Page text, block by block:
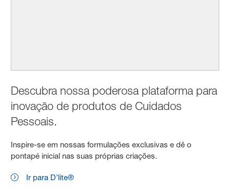
Descubra nossa poderosa plataforma para
inovação de produtos de Cuidados
Pessoais.
Inspire-se em nossas formulações exclusivas e dê o
pontapé inicial nas suas próprias criações.
Ir para D’lite®